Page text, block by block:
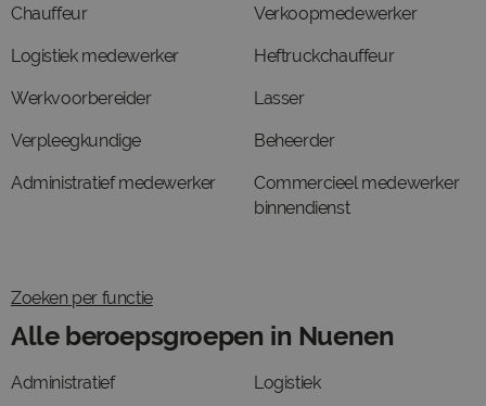
Chauffeur
Logistiek medewerker
Werkvoorbereider
Verpleegkundige
Administratief medewerker
Verkoopmedewerker
Heftruckchauffeur
Lasser
Beheerder
Commercieel medewerker
binnendienst
Zoeken per functie
Alle beroepsgroepen in Nuenen
Administratief Logistiek